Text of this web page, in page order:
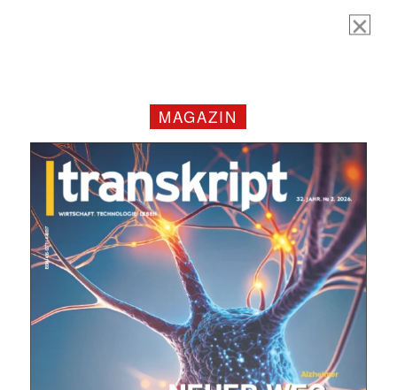
Mit dem |transkript-Newsletter
jede Woche aktuell informiert.
MAGAZIN